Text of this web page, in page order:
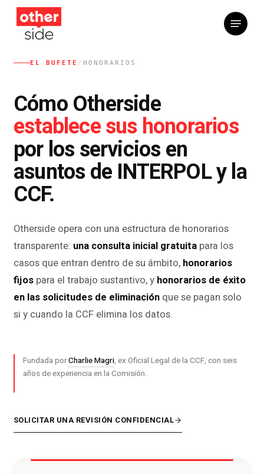
Saltar
contenido
principal
Menú
EL BUFETE / HONORARIOS
Cómo Otherside
establece sus honorarios
por los servicios en
asuntos de INTERPOL y la
CCF.
Otherside opera con una estructura de honorarios
transparente: una consulta inicial gratuitapara los
casos que entran dentro de su ámbito, honorarios
fijospara el trabajo sustantivo, y honorarios de éxito
en las solicitudes de eliminaciónque se pagan solo
si y cuando la CCF elimina los datos.
Fundada porCharlie Magri, ex Oficial Legal de la CCF, con seis
años de experiencia en la Comisión.
SOLICITAR UNA REVISIÓN CONFIDENCIAL